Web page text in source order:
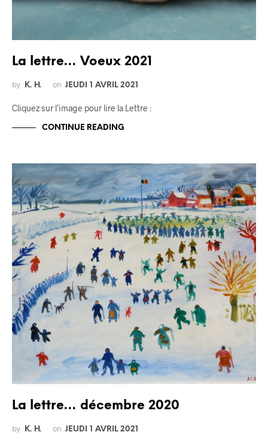
La lettre… Voeux 2021
by K. H. on JEUDI 1 AVRIL 2021
Cliquez sur l’image pour lire la Lettre :
CONTINUE READING
La lettre… décembre 2020
by K. H. on JEUDI 1 AVRIL 2021